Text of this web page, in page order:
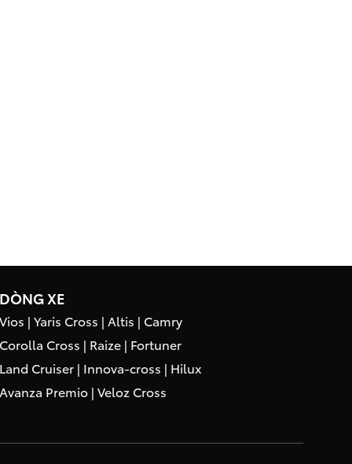
DÒNG XE
Vios |Yaris Cross |Altis | Camry
Corolla Cross | Raize | Fortuner
Land Cruiser | Innova-cross | Hilux
Avanza Premio |Veloz Cross